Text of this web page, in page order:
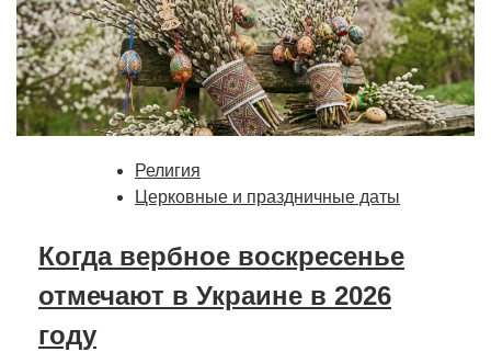
Религия
Церковные и праздничные даты
Когда вербное воскресенье
отмечают в Украине в 2026
году